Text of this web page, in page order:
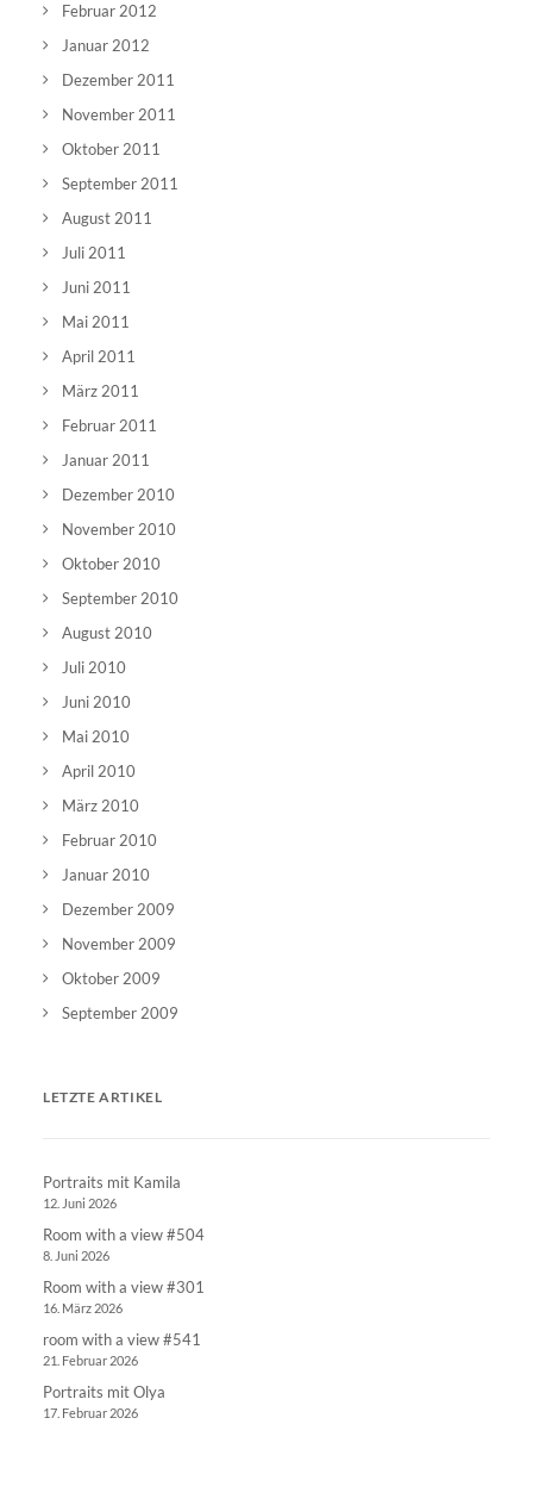
Februar 2012
Januar 2012
Dezember 2011
November 2011
Oktober 2011
September 2011
August 2011
Juli 2011
Juni 2011
Mai 2011
April 2011
März 2011
Februar 2011
Januar 2011
Dezember 2010
November 2010
Oktober 2010
September 2010
August 2010
Juli 2010
Juni 2010
Mai 2010
April 2010
März 2010
Februar 2010
Januar 2010
Dezember 2009
November 2009
Oktober 2009
September 2009
LETZTE ARTIKEL
Portraits mit Kamila
12. Juni 2026
Room with a view #504
8. Juni 2026
Room with a view #301
16. März 2026
room with a view #541
21. Februar 2026
Portraits mit Olya
17. Februar 2026